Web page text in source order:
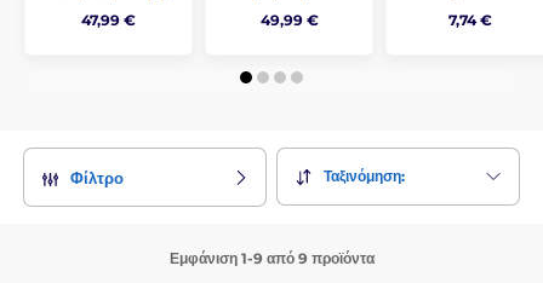
47,99 €
49,99 €
7,74 €
Φίλτρο Ταξινόμηση:
Εμφάνιση 1-9 από 9 προϊόντα